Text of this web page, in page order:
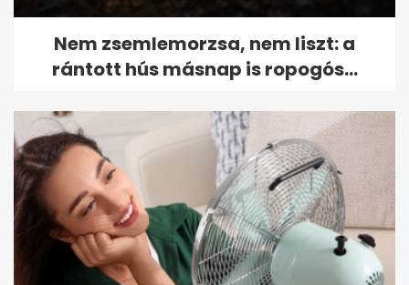
Nem zsemlemorzsa, nem liszt: a
rántott hús másnap is ropogós...